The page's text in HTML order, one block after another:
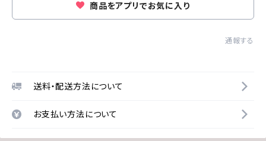
商品をアプリでお気に入り
通報する
送料・配送方法について
お支払い方法について